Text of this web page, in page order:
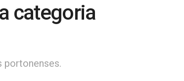
categoria
portonenses.